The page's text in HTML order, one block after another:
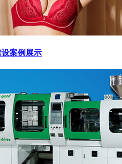
案例展示